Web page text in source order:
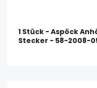
1 Stück - Aspöck
Stecker - 58-2008-